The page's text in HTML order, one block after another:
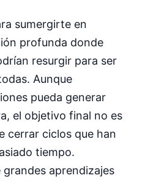
sumergirte en
profunda donde
resurgir para ser
Aunque
pueda generar
el objetivo final no es
cerrar ciclos que han
tiempo.
aprendizajes